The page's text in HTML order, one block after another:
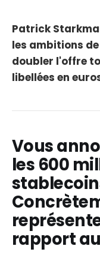
Patrick
les ambitions
doubler l'offre
libellées en
Vous
les 600
rapport